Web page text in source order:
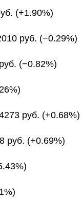
(+1.90%)
руб. (−0.29%)
(−0.82%)
руб. (+0.68%)
руб. (+0.69%)